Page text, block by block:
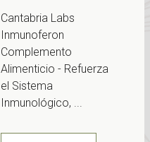
Cantabria Labs
Inmunoferon
Complemento
Alimenticio - Refuerza
el Sistema
Inmunológico, ...